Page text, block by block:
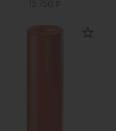
15 750 ₽